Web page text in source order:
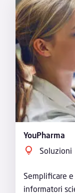
YouPharma
Soluzioni
Semplificare
informatori